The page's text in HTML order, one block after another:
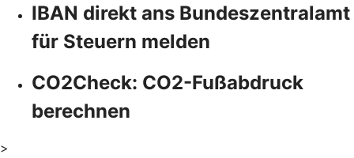
IBAN direkt ans Bundeszentralamt
für Steuern melden
CO2Check: CO2-Fußabdruck
berechnen
>